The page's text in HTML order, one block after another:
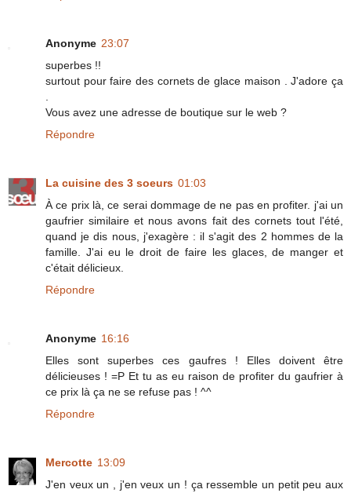
Anonyme 23:07
superbes !!
surtout pour faire des cornets de glace maison . J'adore ça
Vous avez une adresse de boutique sur le web ?
Répondre
La cuisine des 3 soeurs 01:03
À ce prix là, ce serai dommage de ne pas en profiter. j'ai un
gaufrier similaire et nous avons fait des cornets tout l'été,
quand je dis nous, j'exagère : il s'agit des 2 hommes de la
famille. J'ai eu le droit de faire les glaces, de manger et
c'était délicieux.
Répondre
Anonyme 16:16
Elles sont superbes ces gaufres ! Elles doivent être
délicieuses ! =P Et tu as eu raison de profiter du gaufrier à
ce prix là ça ne se refuse pas ! ^^
Répondre
Mercotte 13:09
J'en veux un , j'en veux un ! ça ressemble un petit peu aux